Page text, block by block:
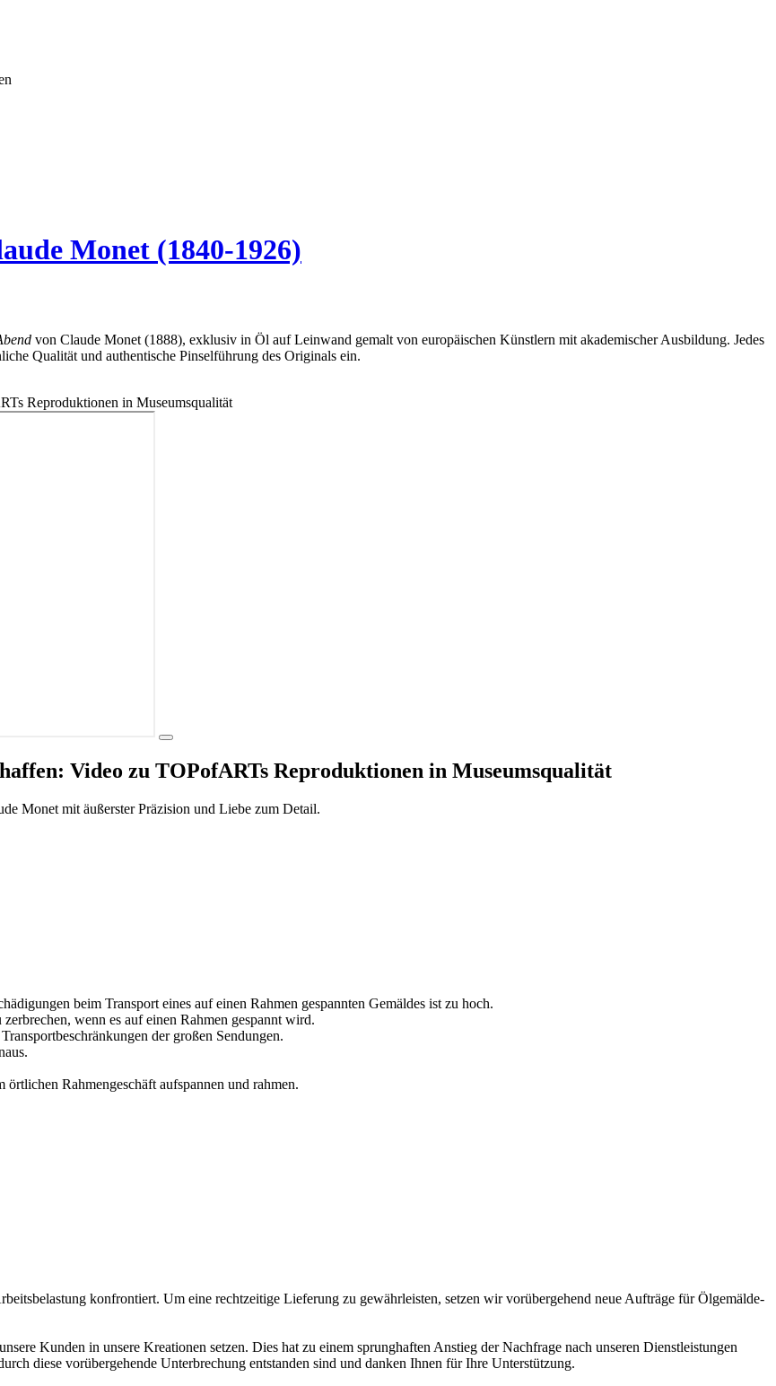
Monet (1840-1926)
von Claude Monet (1888), exklusiv in Öl auf Leinwand gemalt von europäischen Künstlern mit akademischer Ausbildung. Jedes
Qualität und authentische Pinselführung des Originals ein.
Video zu TOPofARTs Reproduktionen in Museumsqualität
Monet mit äußerster Präzision und Liebe zum Detail.
beim Transport eines auf einen Rahmen gespannten Gemäldes ist zu hoch.
wenn es auf einen Rahmen gespannt wird.
der großen Sendungen.
Rahmengeschäft aufspannen und rahmen.
konfrontiert. Um eine rechtzeitige Lieferung zu gewährleisten, setzen wir vorübergehend neue Aufträge für Ölgemälde-
Kunden in unsere Kreationen setzen. Dies hat zu einem sprunghaften Anstieg der Nachfrage nach unseren Dienstleistungen
diese vorübergehende Unterbrechung entstanden sind und danken Ihnen für Ihre Unterstützung.